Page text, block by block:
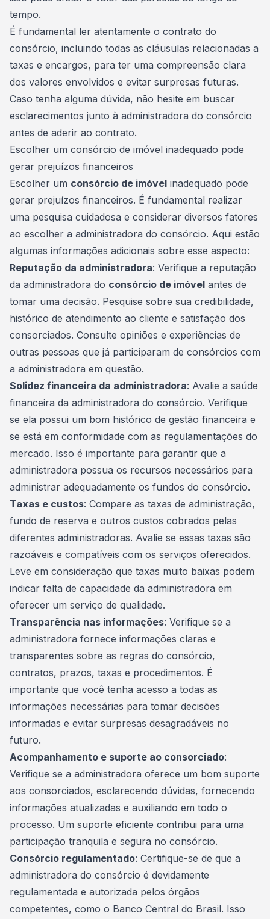
tempo.
É fundamental ler atentamente o contrato do
consórcio, incluindo todas as cláusulas relacionadas a
taxas e encargos, para ter uma compreensão clara
dos valores envolvidos e evitar surpresas futuras.
Caso tenha alguma dúvida, não hesite em buscar
esclarecimentos junto à administradora do consórcio
antes de aderir ao contrato.
Escolher um consórcio de imóvel inadequado pode
gerar prejuízos financeiros
Escolher um consórcio de imóvel inadequado pode
gerar prejuízos financeiros. É fundamental realizar
uma pesquisa cuidadosa e considerar diversos fatores
ao escolher a administradora do consórcio. Aqui estão
algumas informações adicionais sobre esse aspecto:
Reputação da administradora: Verifique a reputação
da administradora do consórcio de imóvel antes de
tomar uma decisão. Pesquise sobre sua credibilidade,
histórico de atendimento ao cliente e satisfação dos
consorciados. Consulte opiniões e experiências de
outras pessoas que já participaram de consórcios com
a administradora em questão.
Solidez financeira da administradora: Avalie a saúde
financeira da administradora do consórcio. Verifique
se ela possui um bom histórico de gestão financeira e
se está em conformidade com as regulamentações do
mercado. Isso é importante para garantir que a
administradora possua os recursos necessários para
administrar adequadamente os fundos do consórcio.
Taxas e custos: Compare as taxas de administração,
fundo de reserva e outros custos cobrados pelas
diferentes administradoras. Avalie se essas taxas são
razoáveis e compatíveis com os serviços oferecidos.
Leve em consideração que taxas muito baixas podem
indicar falta de capacidade da administradora em
oferecer um serviço de qualidade.
Transparência nas informações: Verifique se a
administradora fornece informações claras e
transparentes sobre as regras do consórcio,
contratos, prazos, taxas e procedimentos. É
importante que você tenha acesso a todas as
informações necessárias para tomar decisões
informadas e evitar surpresas desagradáveis no
futuro.
Acompanhamento e suporte ao consorciado:
Verifique se a administradora oferece um bom suporte
aos consorciados, esclarecendo dúvidas, fornecendo
informações atualizadas e auxiliando em todo o
processo. Um suporte eficiente contribui para uma
participação tranquila e segura no consórcio.
Consórcio regulamentado: Certifique-se de que a
administradora do consórcio é devidamente
regulamentada e autorizada pelos órgãos
competentes, como o Banco Central do Brasil. Isso